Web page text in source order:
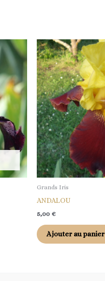
Grands Iris
ANDALOU
5,00 €
Ajouter au panier